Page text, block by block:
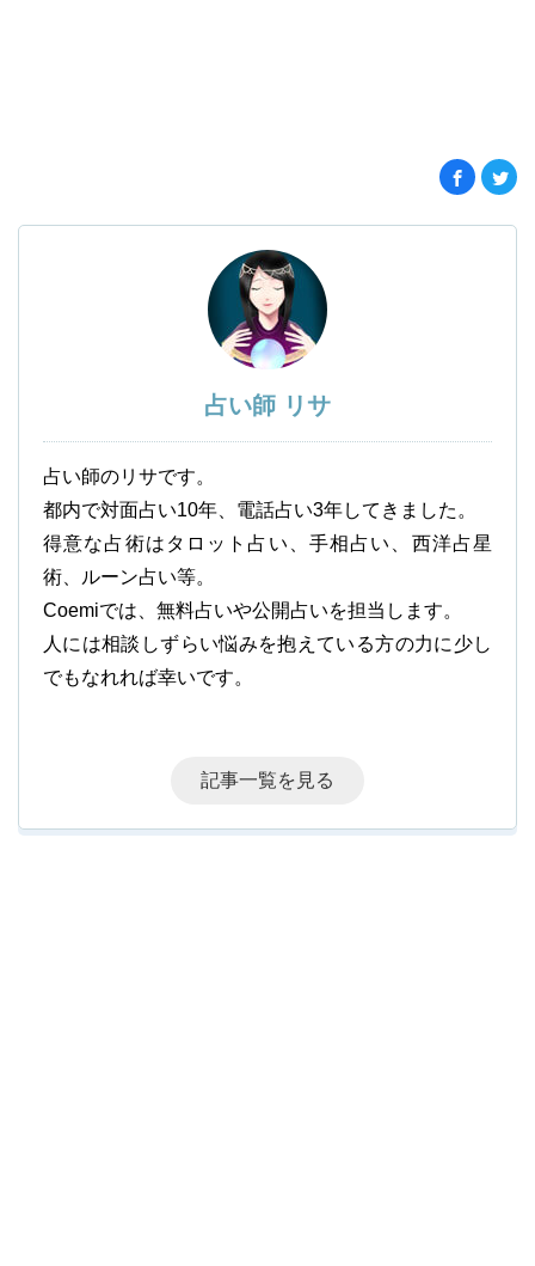
占い師 リサ
占い師のリサです。
都内で対面占い10年、電話占い3年してきました。
得意な占術はタロット占い、手相占い、西洋占星
術、ルーン占い等。
Coemiでは、無料占いや公開占いを担当します。
人には相談しずらい悩みを抱えている方の力に少し
でもなれれば幸いです。
記事一覧を見る